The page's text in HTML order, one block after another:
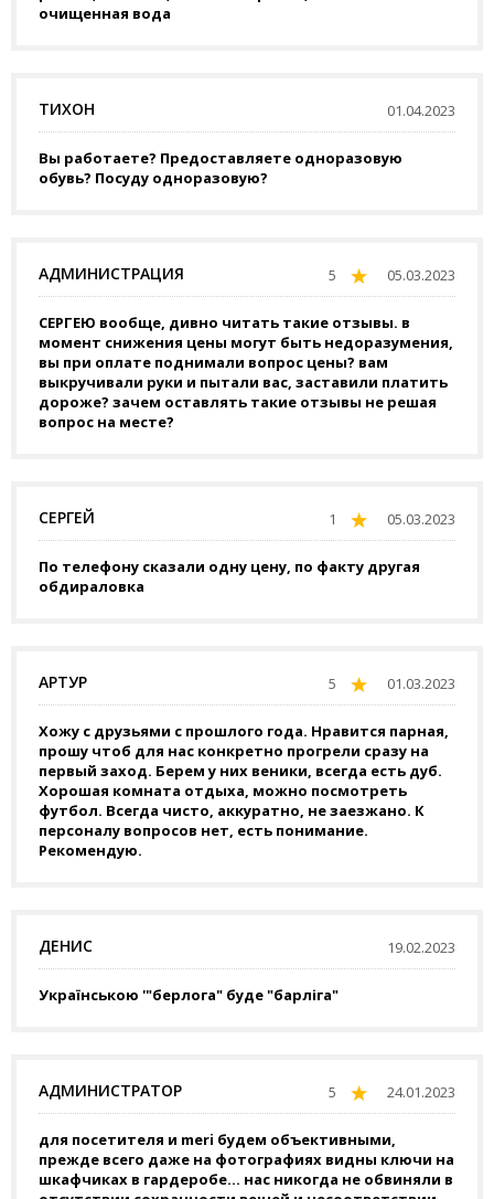
очищенная вода
ТИХОН 01.04.2023
Вы работаете? Предоставляете одноразовую
обувь? Посуду одноразовую?
АДМИНИСТРАЦИЯ 5 05.03.2023
СЕРГЕЮ вообще, дивно читать такие отзывы. в
момент снижения цены могут быть недоразумения,
вы при оплате поднимали вопрос цены? вам
выкручивали руки и пытали вас, заставили платить
дороже? зачем оставлять такие отзывы не решая
вопрос на месте?
СЕРГЕЙ 1 05.03.2023
По телефону сказали одну цену, по факту другая
обдираловка
АРТУР 5 01.03.2023
Хожу с друзьями с прошлого года. Нравится парная,
прошу чтоб для нас конкретно прогрели сразу на
первый заход. Берем у них веники, всегда есть дуб.
Хорошая комната отдыха, можно посмотреть
футбол. Всегда чисто, аккуратно, не заезжано. К
персоналу вопросов нет, есть понимание.
Рекомендую.
ДЕНИС 19.02.2023
Українською '"берлога" буде "барліга"
АДМИНИСТРАТОР 5 24.01.2023
для посетителя и meri будем объективными,
прежде всего даже на фотографиях видны ключи на
шкафчиках в гардеробе... нас никогда не обвиняли в